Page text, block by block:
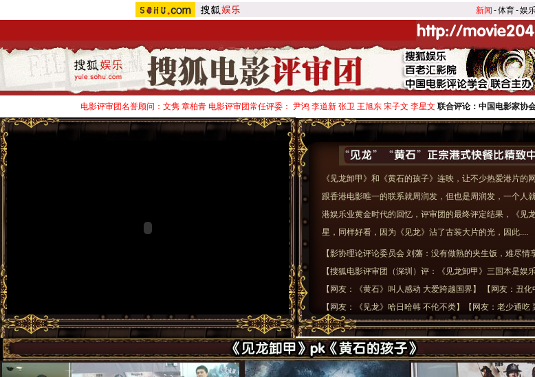
新闻 -体育-娱
电影评审团名誉顾问：文隽 章柏青 电影评审团常任评委： 尹鸿 李道新 张卫 王旭东 宋子文 李星文 联合评论：中国电影家协
《见龙卸甲》和《黄石的孩子》连映，让不少热爱港片的
跟香港电影唯一的联系就周润发，但也是周润发，一个人
港娱乐业黄金时代的回忆，评审团的最终评定结果，《见
星，同样好看，因为《见龙》沾了古装大片的光，因此....
【影协理论评论委员会 刘藩：没有做熟的夹生饭，难尽情
【搜狐电影评审团（深圳）评：《见龙卸甲》三国本是娱乐
【网友：《黄石》叫人感动 大爱跨越国界】
【网友：丑
【网友：《见龙》哈日哈韩 不伦不类】
【网友：老少通吃